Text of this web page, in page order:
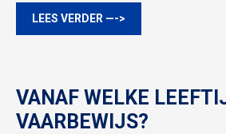
LEES VERDER —->
VANAF WELKE
VAARBEWIJS?